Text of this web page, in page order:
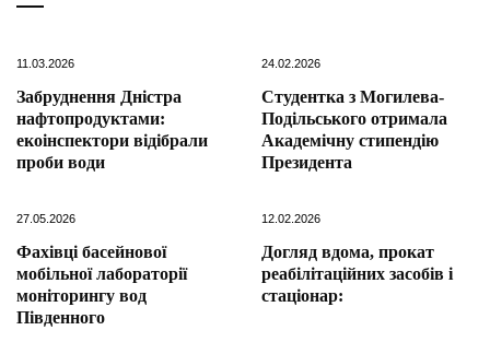
11.03.2026
Забруднення Дністра
нафтопродуктами:
екоінспектори відібрали
проби води
24.02.2026
Студентка з Могилева-
Подільського отримала
Академічну стипендію
Президента
27.05.2026
Фахівці басейнової
мобільної лабораторії
моніторингу вод
Південного
12.02.2026
Догляд вдома, прокат
реабілітаційних засобів і
стаціонар: